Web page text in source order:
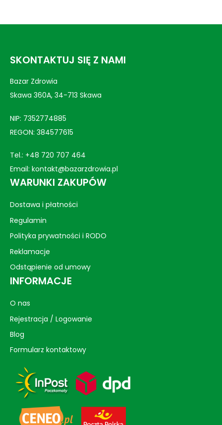
SKONTAKTUJ SIĘ Z NAMI
Bazar Zdrowia
Skawa 360A, 34-713 Skawa
NIP: 7352774885
REGON: 384577615
Tel.: +48 720 707 464
Email: kontakt@bazarzdrowia.pl
WARUNKI ZAKUPÓW
Dostawa i płatności
Regulamin
Polityka prywatności i RODO
Reklamacje
Odstąpienie od umowy
INFORMACJE
O nas
Rejestracja / Logowanie
Blog
Formularz kontaktowy